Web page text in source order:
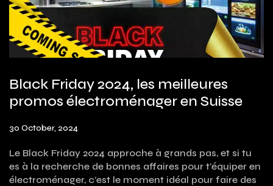
Black Friday 2024, les meilleures
promos électroménager en Suisse
30 October, 2024
Le Black Friday 2024 approche à grands pas, et si tu
es à la recherche de bonnes affaires pour t'équiper en
électroménager, c’est le moment idéal pour faire des